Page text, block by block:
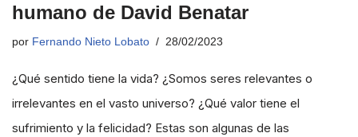
humano de David Benatar
por Fernando Nieto Lobato 28/02/2023
¿Qué sentido tiene la vida? ¿Somos seres relevantes o
irrelevantes en el vasto universo? ¿Qué valor tiene el
sufrimiento y la felicidad? Estas son algunas de las